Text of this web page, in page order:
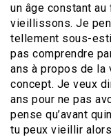
un âge constant
vieillissons. Je
tellement sous-
pas comprendre
ans à propos de la
concept. Je veux
ans pour ne pas
pense qu’avant
tu peux vieillir